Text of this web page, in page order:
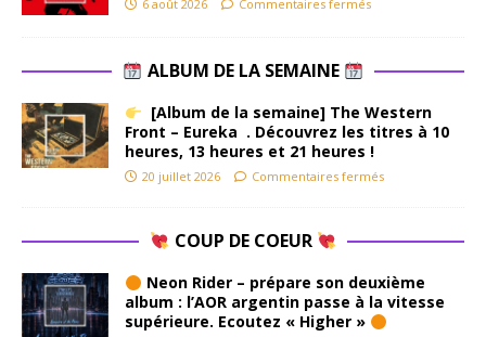
6 août 2026 Commentaires fermés
ALBUM DE LA SEMAINE
[Album de la semaine] The Western
Front – Eureka . Découvrez les titres à 10
heures, 13 heures et 21 heures !
20 juillet 2026 Commentaires fermés
COUP DE COEUR
Neon Rider – prépare son deuxième
album : l’AOR argentin passe à la vitesse
supérieure. Ecoutez « Higher »